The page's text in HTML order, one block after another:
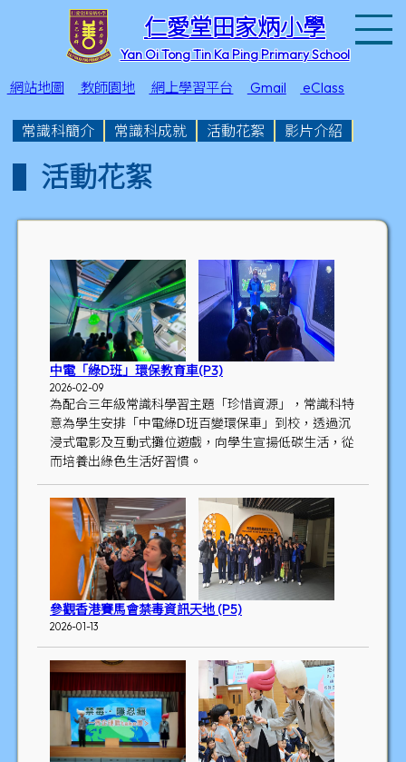
仁愛堂田家炳小學
Yan Oi Tong Tin Ka Ping Primary School
網站地圖 教師園地 網上學習平台 Gmail eClass
常識科簡介 常識科成就 活動花絮 影片介紹
活動花絮
中電「綠D班」環保教育車(P3)
2026-02-09
為配合三年級常識科學習主題「珍惜資源」，常識科特
意為學生安排「中電綠D班百變環保車」到校，透過沉
浸式電影及互動式攤位遊戲，向學生宣揚低碳生活，從
而培養出綠色生活好習慣。
參觀香港賽馬會禁毒資訊天地 (P5)
2026-01-13